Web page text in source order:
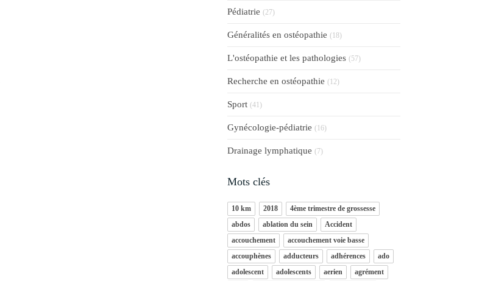
Pédiatrie (27)
Généralités en ostéopathie (18)
L'ostéopathie et les pathologies (57)
Recherche en ostéopathie (12)
Sport (41)
Gynécologie-pédiatrie (16)
Drainage lymphatique (7)
Mots clés
10 km 2018
4ème trimestre de grossesse
abdos
ablation du sein
Accident
accouchement
accouchement voie basse
accouphènes
adducteurs adhérences
ado
adolescent
adolescents aerien
agrément